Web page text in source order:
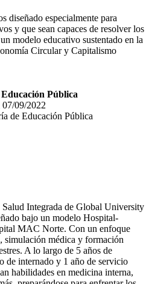
diseñado especialmente para
y que sean capaces de resolver los
modelo educativo sustentado en la
Circular y Capitalismo
Pública
07/09/2022
de Educación Pública
Integrada de Global University
bajo un modelo Hospital-
MAC Norte. Con un enfoque
simulación médica y formación
A lo largo de 5 años de
de internado y 1 año de servicio
habilidades en medicina interna,